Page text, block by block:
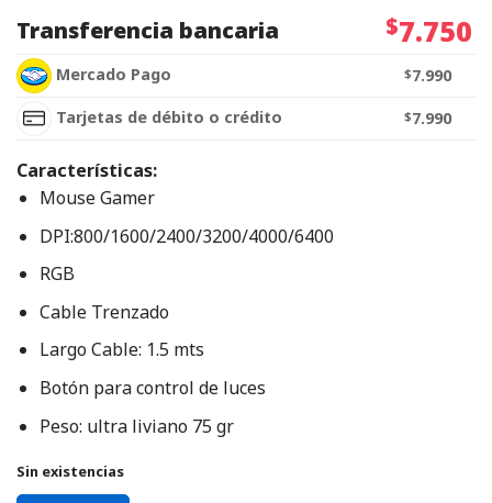
Transferencia bancaria
$7.750
Mercado Pago $7.990
Tarjetas de débito o crédito $7.990
Características:
Mouse Gamer
DPI:800/1600/2400/3200/4000/6400
RGB
Cable Trenzado
Largo Cable: 1.5 mts
Botón para control de luces
Peso: ultra liviano 75 gr
Sin existencias